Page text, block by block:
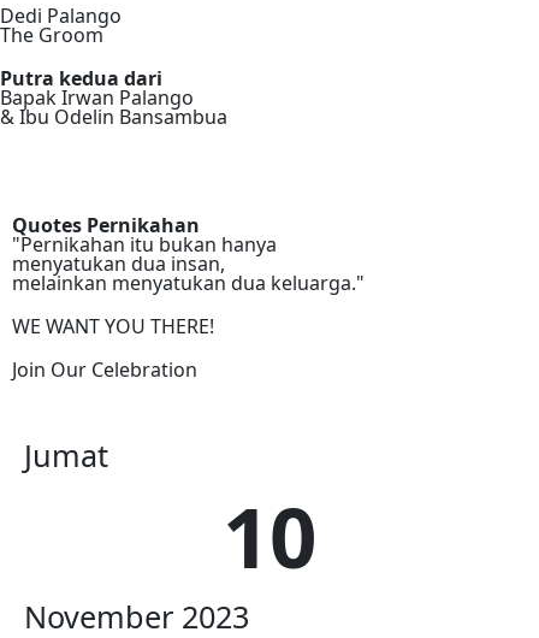
The Groom
Putra kedua dari
Bapak Irwan Palango
& Ibu Odelin Bansambua
Dedi Palango
Quotes Pernikahan
"Pernikahan itu bukan hanya
menyatukan dua insan,
melainkan menyatukan dua keluarga."
WE WANT YOU THERE!
Join Our Celebration
Jumat
10
November 2023